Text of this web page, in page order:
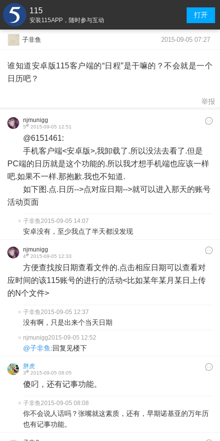
115
安装115APP，随时参与互动
打开
子非鱼 2015-09-05 07:27
谁知道安卓版115客户端的“日程”是干嘛的？不会就是一个
日历吧？
举报
njmunigg
5# 2015-09-05 12:51
@6151461:
手机客户端<安卓版>,我卸载了.所以没法去看了.但是
PC端的日历就是这个功能的.所以我才想手机端也应该一样
吧.如果不一样.那抱歉.我也不知道.
如下图.点.日历-->点对应日期-->就可以进入那天的账号
活动页面
子非鱼2015-09-05 14:07
安卓没有，至少我点了半天都没发现
njmunigg
4# 2015-09-05 12:33
方便查找按日期查看文件的.点击相应日期可以查看对
应时间的该115账号的进行的活动<比如某年某月某日上传
的N个文件>
子非鱼2015-09-05 12:37
没有啊，只是出来个当天日期
njmunigg2015-09-05 12:52
@子非鱼:回复见楼下
胖虎
3# 2015-09-05 08:05
傻叼，还有记事功能。
子非鱼2015-09-05 08:08
你不会说人话吗？张嘴就这素质，还有，早期诺基亚的万年历
也有记事功能。